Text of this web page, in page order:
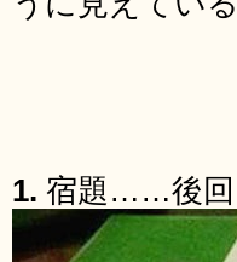
1. 宿題……後回